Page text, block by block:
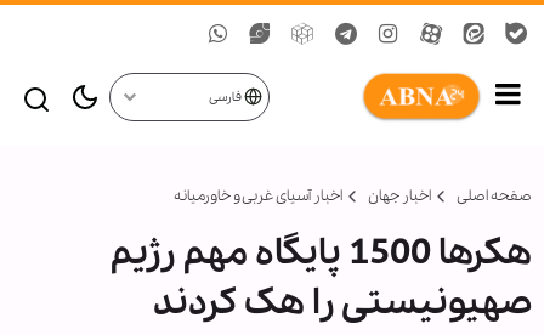
فارسی
صفحه اصلی اخبار جهان اخبار آسیای غربی و خاورمیانه
هکرها 1500 پايگاه مهم رژیم
صهیونیستی را هک کردند